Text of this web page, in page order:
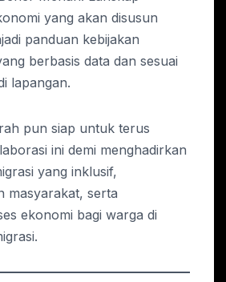
yang akan disusun
panduan kebijakan
berbasis data dan sesuai
lapangan.
pun siap untuk terus
ini demi menghadirkan
yang inklusif,
masyarakat, serta
ekonomi bagi warga di